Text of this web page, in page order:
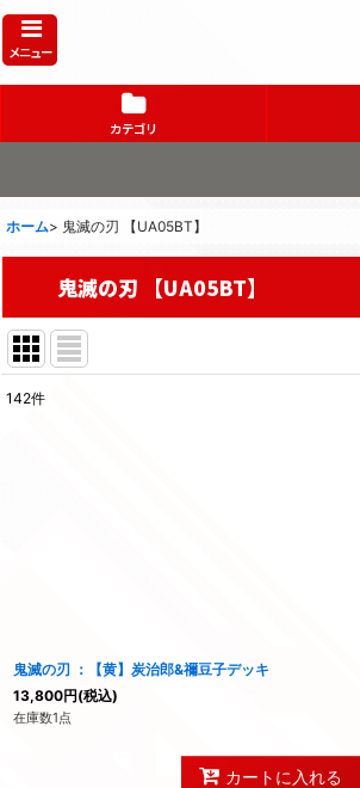
メニュー
カテゴリ
ホーム> 鬼滅の刃 【UA05BT】
鬼滅の刃 【UA05BT】
142件
鬼滅の刃 ：【黄】炭治郎&禰豆子デッキ
13,800円(税込)
在庫数1点
カートに入れる